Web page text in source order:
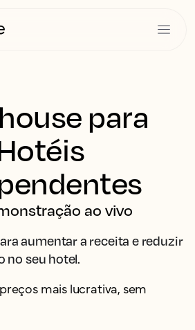
para
ao vivo
aumentar a receita e reduzir
no seu hotel.
mais lucrativa, sem